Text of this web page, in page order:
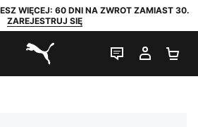
WIĘCEJ: 60 DNI NA ZWROT ZAMIAST 30.
ZAREJESTRUJ SIĘ
PUMA.com
CZAT NA
MOJE